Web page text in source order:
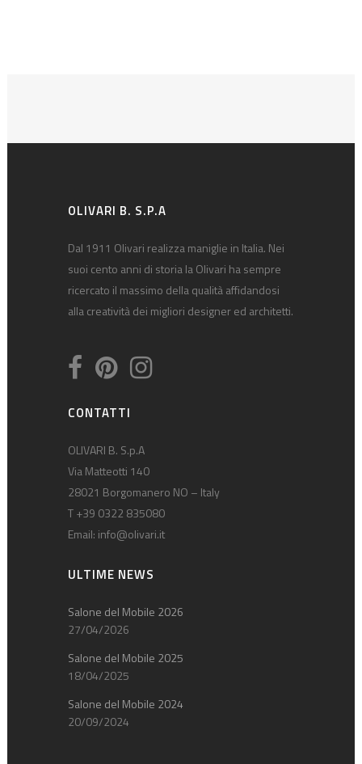
OLIVARI B. S.P.A
Dal 1911 Olivari realizza maniglie in Italia. Nei
suoi cento anni di storia la Olivari ha sempre
ricercato il massimo della qualità affidandosi
alla creatività dei migliori designer ed architetti.
CONTATTI
OLIVARI B. S.p.A
Via Matteotti 140
28021 Borgomanero NO – Italy
T +39 0322 835080
Email: info@olivari.it
ULTIME NEWS
Salone del Mobile 2026
27/04/2026
Salone del Mobile 2025
18/04/2025
Salone del Mobile 2024
20/09/2024